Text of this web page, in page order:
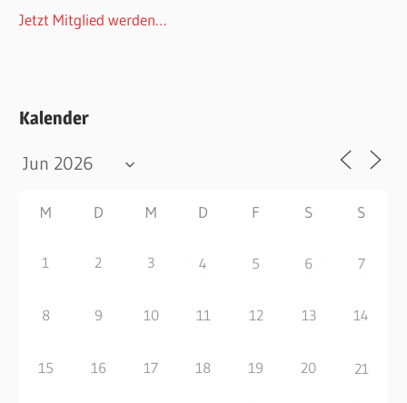
Jetzt Mitglied werden…
Kalender
M D M D F S S
1 2 3 4 5 6 7
8 9 10 11 12 13 14
15 16 17 18 19 20 21